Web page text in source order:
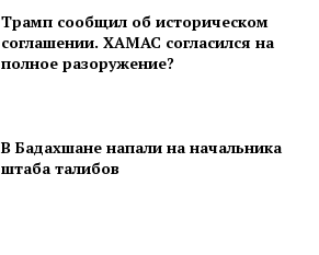
Трамп сообщил об историческом
соглашении. ХАМАС согласился на
полное разоружение?
В Бадахшане напали на начальника
штаба талибов